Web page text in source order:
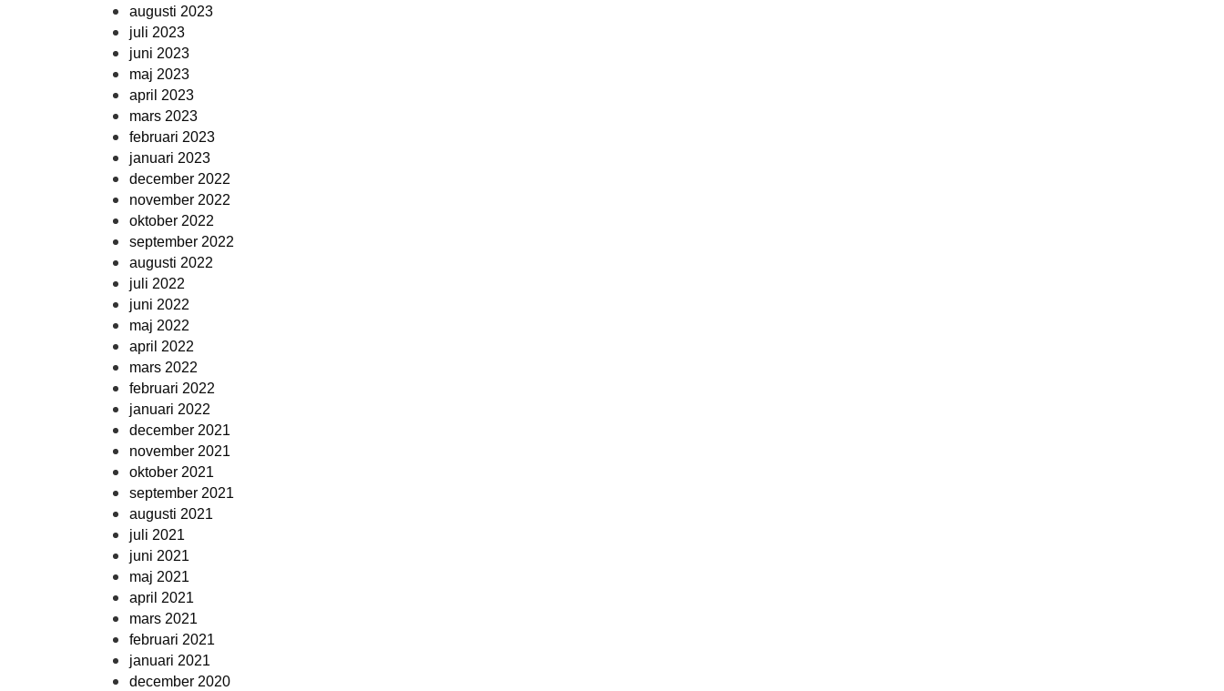
augusti 2023
juli 2023
juni 2023
maj 2023
april 2023
mars 2023
februari 2023
januari 2023
december 2022
november 2022
oktober 2022
september 2022
augusti 2022
juli 2022
juni 2022
maj 2022
april 2022
mars 2022
februari 2022
januari 2022
december 2021
november 2021
oktober 2021
september 2021
augusti 2021
juli 2021
juni 2021
maj 2021
april 2021
mars 2021
februari 2021
januari 2021
december 2020